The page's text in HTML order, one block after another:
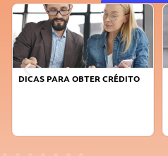
DICAS PARA OBTER CRÉDITO